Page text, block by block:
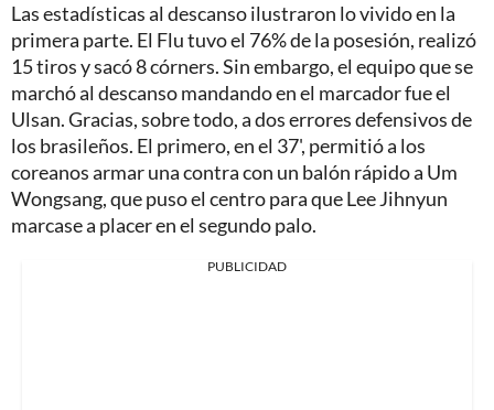
Las estadísticas al descanso ilustraron lo vivido en la
primera parte. El Flu tuvo el 76% de la posesión, realizó
15 tiros y sacó 8 córners. Sin embargo, el equipo que se
marchó al descanso mandando en el marcador fue el
Ulsan. Gracias, sobre todo, a dos errores defensivos de
los brasileños. El primero, en el 37', permitió a los
coreanos armar una contra con un balón rápido a Um
Wongsang, que puso el centro para que Lee Jihnyun
marcase a placer en el segundo palo.
PUBLICIDAD